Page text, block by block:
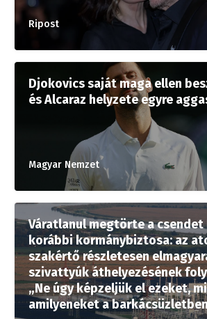
Ripost
Djokovics saját maga ellen
és Alcaraz helyzete egyre
Magyar Nemzet
Váratlanul megtörte a csendet
korábbi kormánybiztosa: az
szakértő részletesen
szivattyúk áthelyezésének
„Ne úgy képzeljük el ezeket,
amilyeneket a